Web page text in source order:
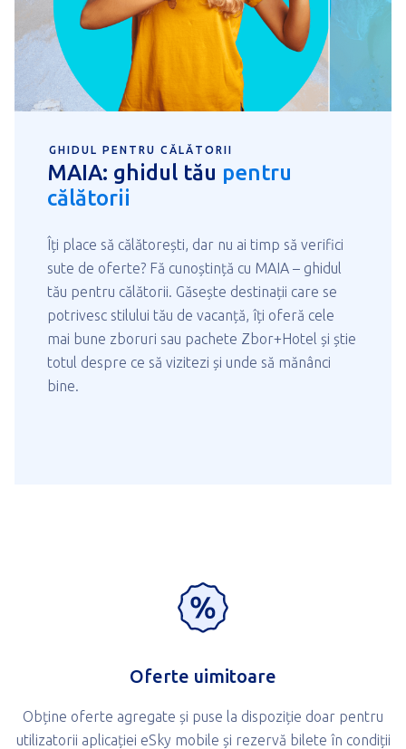
GHIDUL PENTRU CĂLĂTORII
MAIA: ghidul tău pentru
călătorii
Îți place să călătorești, dar nu ai timp să verifici
sute de oferte? Fă cunoștință cu MAIA – ghidul
tău pentru călătorii. Găsește destinații care se
potrivesc stilului tău de vacanță, îți oferă cele
mai bune zboruri sau pachete Zbor+Hotel și știe
totul despre ce să vizitezi și unde să mănânci
bine.
Oferte uimitoare
Obține oferte agregate și puse la dispoziție doar pentru
utilizatorii aplicației eSky mobile și rezervă bilete în condiții